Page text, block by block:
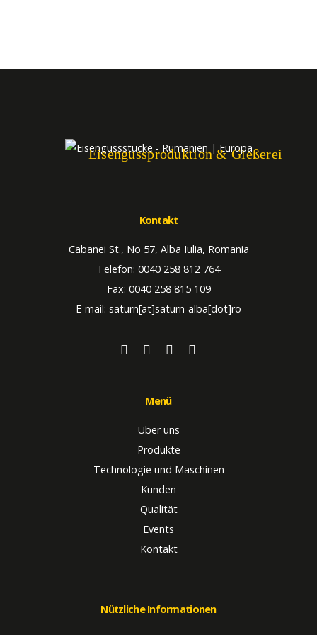
Eisengussproduktion & Gießerei
Kontakt
Cabanei St., No 57, Alba Iulia, Romania
Telefon: 0040 258 812 764
Fax: 0040 258 815 109
E-mail: saturn[at]saturn-alba[dot]ro
Menü
Über uns
Produkte
Technologie und Maschinen
Kunden
Qualität
Events
Kontakt
Nützliche Informationen